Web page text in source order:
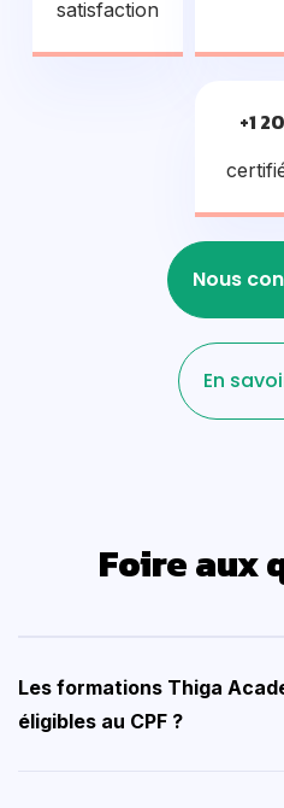
satisfaction
+1
Nous
En
Foire aux
Les formations Thiga
éligibles au CPF ?